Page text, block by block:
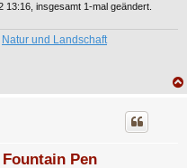
13:16, insgesamt 1-mal geändert.
Natur und Landschaft
Pen